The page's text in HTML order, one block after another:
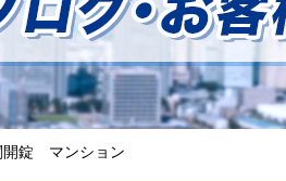
錠 マンション